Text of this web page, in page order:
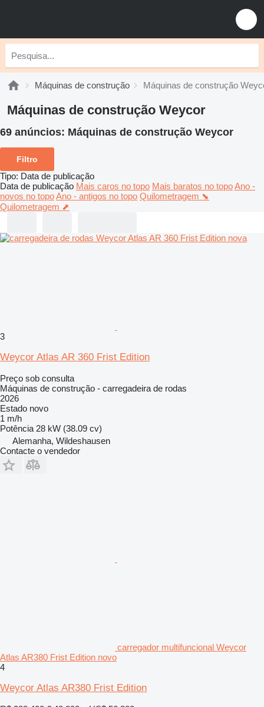
Máquinas de construção Máquinas de construção
Máquinas de construção Weycor
69 anúncios: Máquinas de construção Weycor
Filtro
Tipo: Data de publicação
Data de publicação Mais caros no topo Mais baratos no topoAno -
novos no topoAno - antigos no topo Quilometragem ⬊
Quilometragem ⬈
3
Weycor Atlas AR 360 Frist Edition
Preço sob consulta
Máquinas de construção - carregadeira de rodas
2026
Estado novo
1 m/h
Potência 28 kW (38.09 cv)
Alemanha, Wildeshausen
Contacte o vendedor
carregador multifuncional Weycor
Atlas AR380 Frist Edition novo
4
Weycor Atlas AR380 Frist Edition